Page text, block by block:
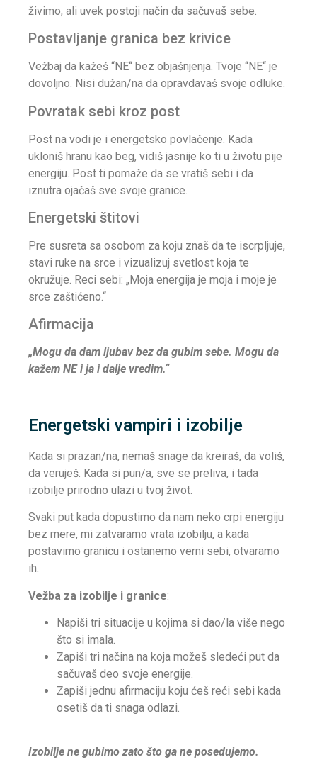
živimo, ali uvek postoji način da sačuvaš sebe.
Postavljanje granica bez krivice
Vežbaj da kažeš “NE“ bez objašnjenja. Tvoje “NE“ je
dovoljno. Nisi dužan/na da opravdavaš svoje odluke.
Povratak sebi kroz post
Post na vodi je i energetsko povlačenje. Kada
ukloniš hranu kao beg, vidiš jasnije ko ti u životu pije
energiju. Post ti pomaže da se vratiš sebi i da
iznutra ojačaš sve svoje granice.
Energetski štitovi
Pre susreta sa osobom za koju znaš da te iscrpljuje,
stavi ruke na srce i vizualizuj svetlost koja te
okružuje. Reci sebi: „Moja energija je moja i moje je
srce zaštićeno.“
Afirmacija
„Mogu da dam ljubav bez da gubim sebe. Mogu da
kažem NE i ja i dalje vredim.“
Energetski vampiri i izobilje
Kada si prazan/na, nemaš snage da kreiraš, da voliš,
da veruješ. Kada si pun/a, sve se preliva, i tada
izobilje prirodno ulazi u tvoj život.
Svaki put kada dopustimo da nam neko crpi energiju
bez mere, mi zatvaramo vrata izobilju, a kada
postavimo granicu i ostanemo verni sebi, otvaramo
ih.
Vežba za izobilje i granice:
Napiši tri situacije u kojima si dao/la više nego
što si imala.
Zapiši tri načina na koja možeš sledeći put da
sačuvaš deo svoje energije.
Zapiši jednu afirmaciju koju ćeš reći sebi kada
osetiš da ti snaga odlazi.
Izobilje ne gubimo zato što ga ne posedujemo.